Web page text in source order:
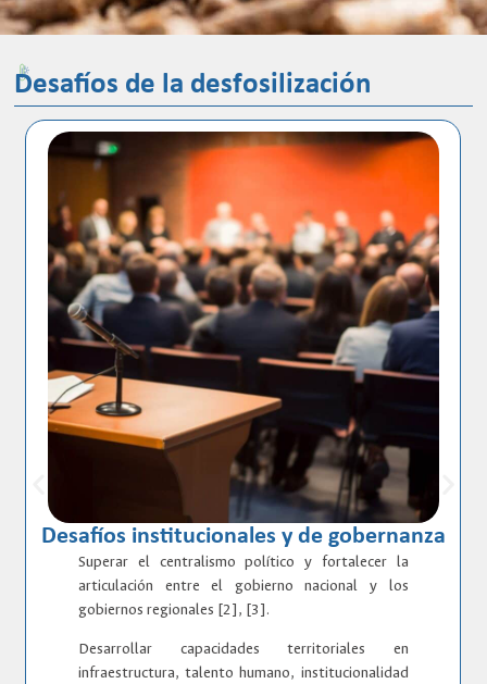
Desafíos de la desfosilización
Desafíos institucionales y de gobernanza
Superar el centralismo político y fortalecer la
articulación entre el gobierno nacional y los
gobiernos regionales [2], [3].​
Desarrollar capacidades territoriales en
infraestructura, talento humano, institucionalidad